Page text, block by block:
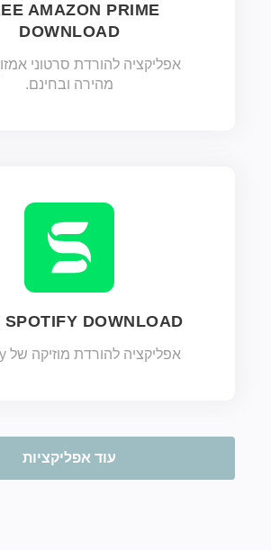
AMAZON PRIME
DOWNLOAD
אפליקציה להורדת סרטוני
מהירה ובחינם.
SPOTIFY DOWNLOAD
אפליקציה להורדת מוזיקה של Spotify.
עוד אפליקציות